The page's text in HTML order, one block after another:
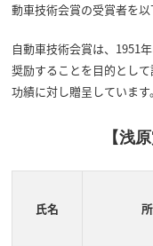
動車技術会賞の受賞者を以
自動車技術会賞は、1951
奨励することを目的とし
功績に対し贈呈しています。
【浅
氏名